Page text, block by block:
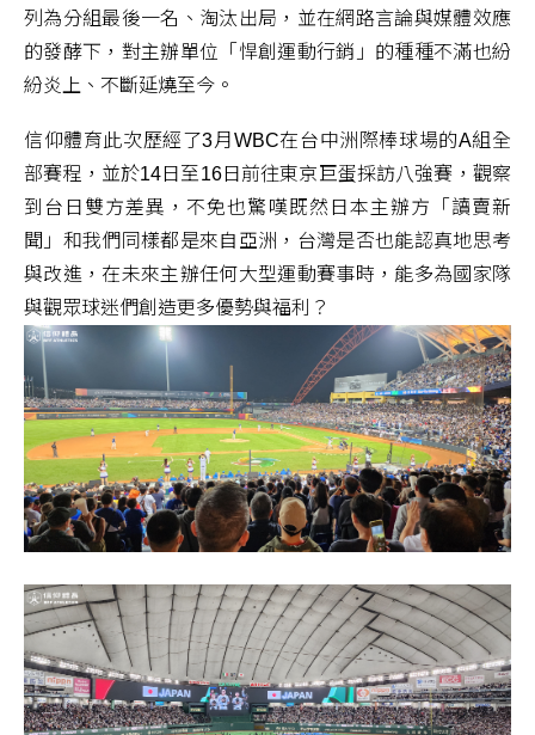
列為分組最後一名、淘汰出局，並在網路言論與媒體效應
的發酵下，對主辦單位「悍創運動行銷」的種種不滿也紛
紛炎上、不斷延燒至今。
信仰體育此次歷經了3月WBC在台中洲際棒球場的A組全
部賽程，並於14日至16日前往東京巨蛋採訪八強賽，觀察
到台日雙方差異，不免也驚嘆既然日本主辦方「讀賣新
聞」和我們同樣都是來自亞洲，台灣是否也能認真地思考
與改進，在未來主辦任何大型運動賽事時，能多為國家隊
與觀眾球迷們創造更多優勢與福利？